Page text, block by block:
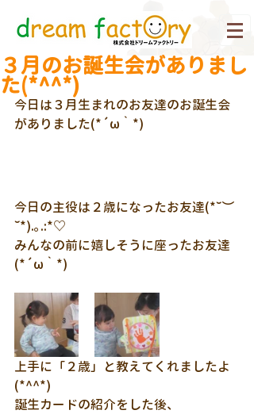
３月のお誕生会がありまし
た(*^^*)
今日は３月生まれのお友達のお誕生会
がありました(*´ω｀*)
今日の主役は２歳になったお友達(*˘︶
˘*).｡.:*♡
みんなの前に嬉しそうに座ったお友達
(*´ω｀*)
上手に「２歳」と教えてくれましたよ
(*^^*)
誕生カードの紹介をした後、